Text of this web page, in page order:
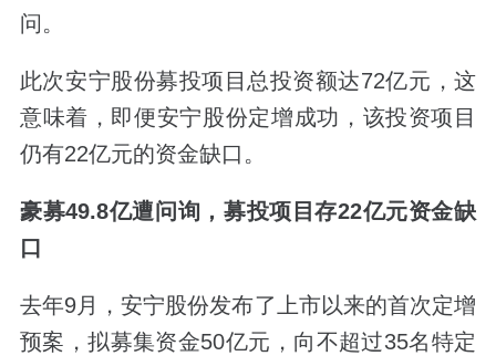
问。
此次安宁股份募投项目总投资额达72亿元，这
意味着，即便安宁股份定增成功，该投资项目
仍有22亿元的资金缺口。
豪募49.8亿遭问询，募投项目存22亿元资金缺
口
去年9月，安宁股份发布了上市以来的首次定增
预案，拟募集资金50亿元，向不超过35名特定